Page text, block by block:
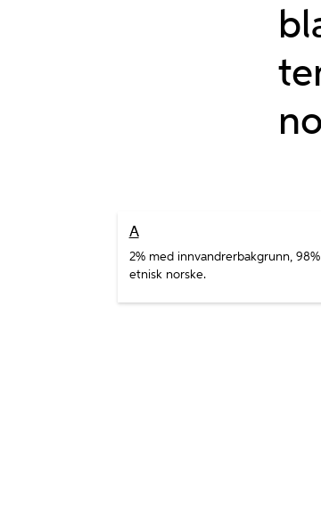
A
2% med innvandrerbakgrunn, 98%
etnisk norske.